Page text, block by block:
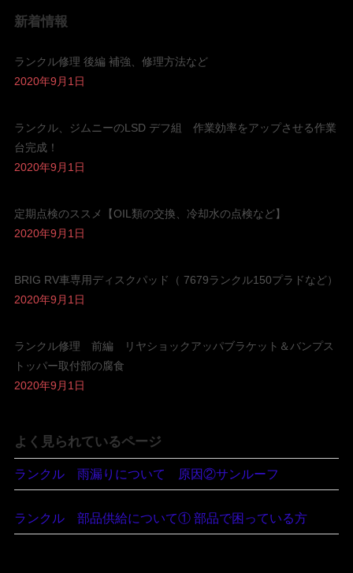
新着情報
ランクル修理 後編 補強、修理方法など
2020年9月1日
ランクル、ジムニーのLSD デフ組 作業効率をアップさせる作業
台完成！
2020年9月1日
定期点検のススメ【OIL類の交換、冷却水の点検など】
2020年9月1日
BRIG RV車専用ディスクパッド（ 7679ランクル150プラドなど）
2020年9月1日
ランクル修理 前編 リヤショックアッパブラケット＆バンプス
トッパー取付部の腐食
2020年9月1日
よく見られているページ
ランクル 雨漏りについて 原因②サンルーフ
ランクル 部品供給について① 部品で困っている方